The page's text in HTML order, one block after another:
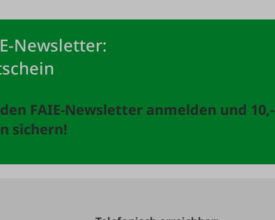
Newsletter:
FAIE-Newsletter anmelden und 10,-
sichern!